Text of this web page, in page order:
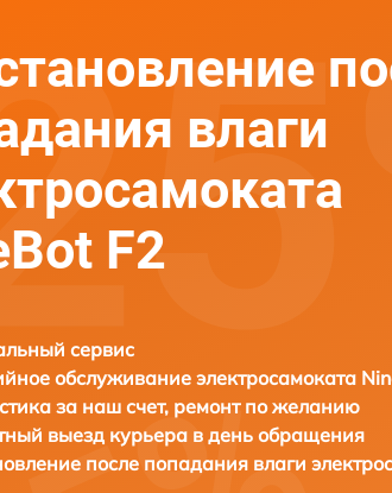
влаги
F2
сервис
обслуживание электросамоката
за наш счет, ремонт по желанию
выезд курьера в день обращения
после попадания влаги